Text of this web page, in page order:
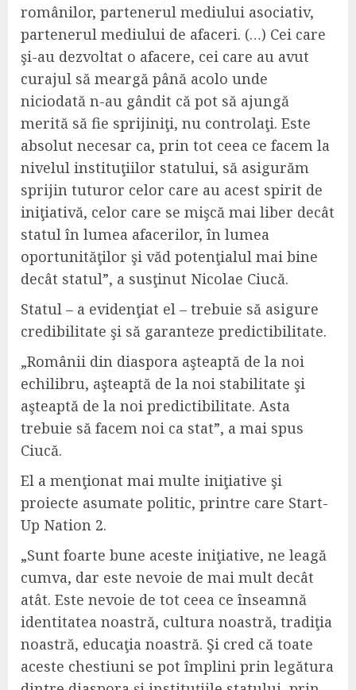
românilor, partenerul mediului asociativ,
partenerul mediului de afaceri. (…) Cei care
şi-au dezvoltat o afacere, cei care au avut
curajul să meargă până acolo unde
niciodată n-au gândit că pot să ajungă
merită să fie sprijiniţi, nu controlaţi. Este
absolut necesar ca, prin tot ceea ce facem la
nivelul instituţiilor statului, să asigurăm
sprijin tuturor celor care au acest spirit de
iniţiativă, celor care se mişcă mai liber decât
statul în lumea afacerilor, în lumea
oportunităţilor şi văd potenţialul mai bine
decât statul”, a susţinut Nicolae Ciucă.
Statul – a evidenţiat el – trebuie să asigure
credibilitate şi să garanteze predictibilitate.
„Românii din diaspora aşteaptă de la noi
echilibru, aşteaptă de la noi stabilitate şi
aşteaptă de la noi predictibilitate. Asta
trebuie să facem noi ca stat”, a mai spus
Ciucă.
El a menţionat mai multe iniţiative şi
proiecte asumate politic, printre care Start-
Up Nation 2.
„Sunt foarte bune aceste iniţiative, ne leagă
cumva, dar este nevoie de mai mult decât
atât. Este nevoie de tot ceea ce înseamnă
identitatea noastră, cultura noastră, tradiţia
noastră, educaţia noastră. Şi cred că toate
aceste chestiuni se pot împlini prin legătura